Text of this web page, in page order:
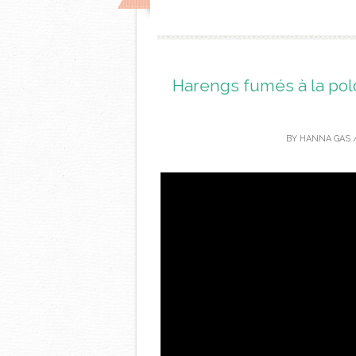
Harengs fumés à la
BY HANNA GAS